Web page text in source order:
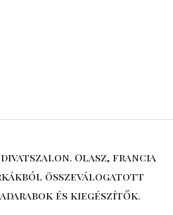
divatszalon. Olasz, francia
összeválogatott
és kiegészítők.